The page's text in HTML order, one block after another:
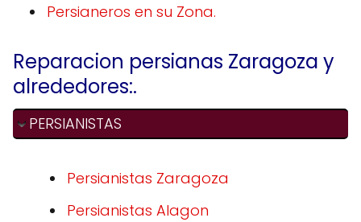
Persianeros en su Zona.
Reparacion persianas Zaragoza y
alrededores:.
PERSIANISTAS
Persianistas Zaragoza
Persianistas Alagon